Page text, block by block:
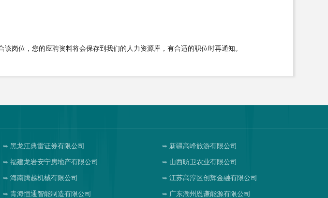
岗位，您的应聘资料将会保存到我们的人力资源库，有合适的职位时再通知。
黑龙江典雷证券有限公司 新疆高峰旅游有限公司
福建龙岩安宁房地产有限公司 山西昉卫农业有限公司
海南腾越机械有限公司 江苏高淳区创辉金融有限公司
青海恒通智能制造有限公司 广东潮州恩谦能源有限公司